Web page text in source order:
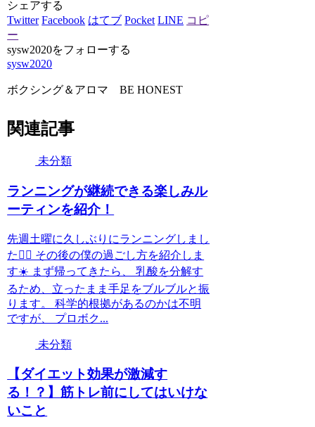
シェアする
Twitter Facebook はてブ Pocket LINE コピ
ー
sysw2020をフォローする
sysw2020
ボクシング＆アロマ BE HONEST
関連記事
未分類
ランニングが継続できる楽しみル
ーティンを紹介！
先週土曜に久しぶりにランニングしまし
た🏃‍♂️ その後の僕の過ごし方を紹介しま
す☀️ まず帰ってきたら、 乳酸を分解す
るため、立ったまま手足をブルブルと振
ります。 科学的根拠があるのかは不明
ですが、 プロボク...
未分類
【ダイエット効果が激減す
る！？】筋トレ前にしてはいけな
いこと